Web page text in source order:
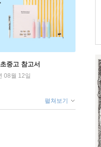
중고 참고서
08월 12일
펼쳐보기